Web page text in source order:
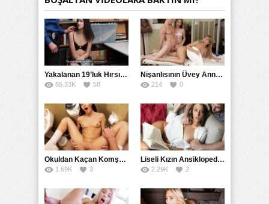
Category:
18+ Yaş,Full HD,Genç,Mobil Oral Seks,Playboy,
Rokettube,Russian Sarışın Twitter,Yabancı
Yakalanan 19’luk Hırsız Bedelini Amıyla Ödedi
85.33K 58
Nişanlısının Üvey Annesine Masaj Yaparken Yarağı Kaydı
214 0
Okuldan Kaçan Komşu Kızını Bakire Sanıp Götten Sikti
1.69K 3
Liseli Kızın Ansiklopedisini Kitap Gibi Tane Tane Okudu
2.29K 2